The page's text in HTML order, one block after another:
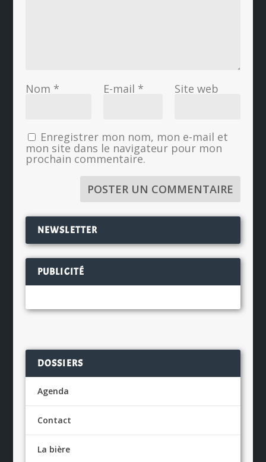
Nom * E-mail * Site web
Enregistrer mon nom, mon e-mail et
mon site dans le navigateur pour mon
prochain commentaire.
NEWSLETTER
PUBLICITÉ
DOSSIERS
Agenda
Contact
La bière